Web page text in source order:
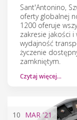
Sant'Antonino,
oferty globalnej
1200 oferuje
zakresie jakości
wydajność
życzenie
zamkniętym.
Czytaj więcej…
10 MAR'21